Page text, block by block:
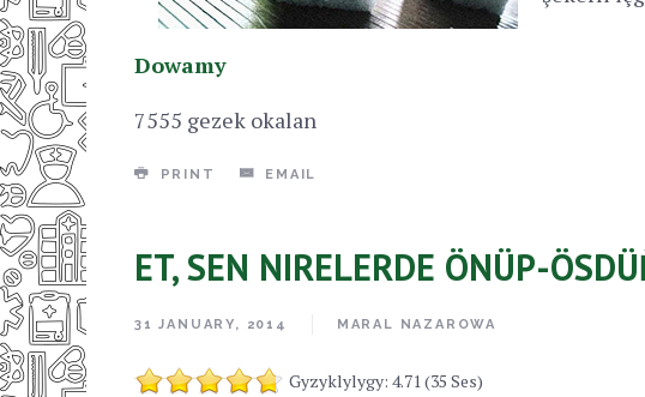
Dowamy
7555 gezek okalan
PRINT EMAIL
ET, SEN NIRELERDE ÖNÜP-
31 JANUARY, 2014 MARAL NAZAROWA
Gyzyklylygy: 4.71 (35 Ses)